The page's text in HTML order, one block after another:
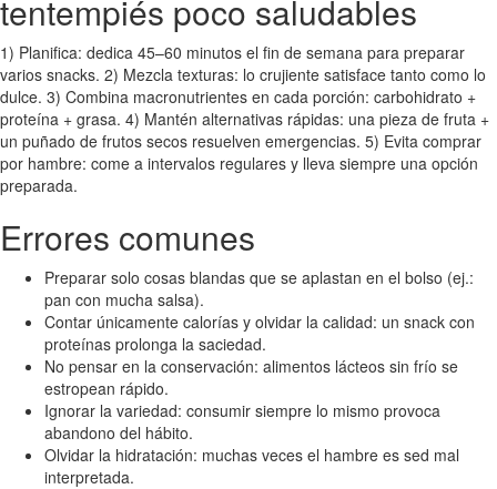
tentempiés poco saludables
1) Planifica: dedica 45–60 minutos el fin de semana para preparar
varios snacks. 2) Mezcla texturas: lo crujiente satisface tanto como lo
dulce. 3) Combina macronutrientes en cada porción: carbohidrato +
proteína + grasa. 4) Mantén alternativas rápidas: una pieza de fruta +
un puñado de frutos secos resuelven emergencias. 5) Evita comprar
por hambre: come a intervalos regulares y lleva siempre una opción
preparada.
Errores comunes
Preparar solo cosas blandas que se aplastan en el bolso (ej.:
pan con mucha salsa).
Contar únicamente calorías y olvidar la calidad: un snack con
proteínas prolonga la saciedad.
No pensar en la conservación: alimentos lácteos sin frío se
estropean rápido.
Ignorar la variedad: consumir siempre lo mismo provoca
abandono del hábito.
Olvidar la hidratación: muchas veces el hambre es sed mal
interpretada.